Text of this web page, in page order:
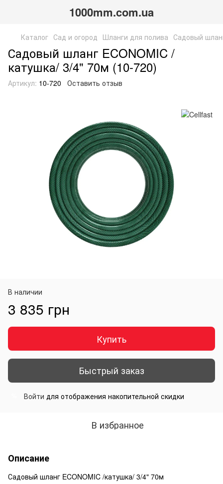
1000mm.com.ua
Каталог Сад и огород Шланги для полива Садовый
Садовый шланг ECONOMIC /
катушка/ 3/4" 70м (10-720)
Артикул: 10-720 Оставить отзыв
В наличии
3 835 грн
Купить
Быстрый заказ
Войти для отображения накопительной скидки
В избранное
Описание
Садовый шланг ECONOMIC /катушка/ 3/4" 70м